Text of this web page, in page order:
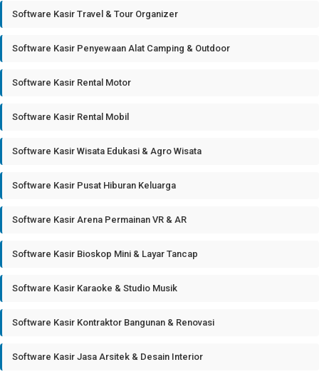
Software Kasir Travel & Tour Organizer
Software Kasir Penyewaan Alat Camping & Outdoor
Software Kasir Rental Motor
Software Kasir Rental Mobil
Software Kasir Wisata Edukasi & Agro Wisata
Software Kasir Pusat Hiburan Keluarga
Software Kasir Arena Permainan VR & AR
Software Kasir Bioskop Mini & Layar Tancap
Software Kasir Karaoke & Studio Musik
Software Kasir Kontraktor Bangunan & Renovasi
Software Kasir Jasa Arsitek & Desain Interior